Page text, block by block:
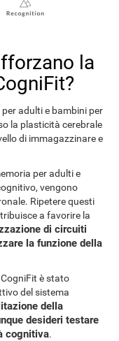
la
adulti e bambini per
la plasticità cerebrale
di immagazzinare e
per adulti e
vengono
Ripetere questi
a favorire la
di circuiti
la funzione della
è stato
del sistema
della
desideri testare
cognitiva.